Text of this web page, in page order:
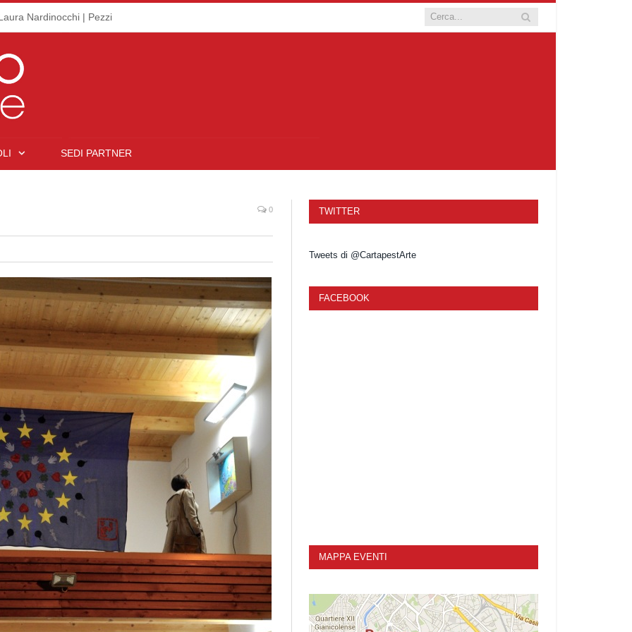
Nardinocchi | Pezzi
SEDI PARTNER
0 TWITTER
Tweets di @CartapestArte
FACEBOOK
MAPPA EVENTI